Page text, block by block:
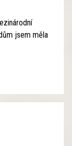
jsem měla